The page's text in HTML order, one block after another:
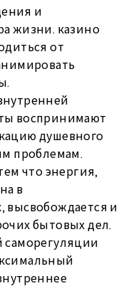
и
жизни. казино
от
воспринимают
душевного
проблемам.
что энергия,
в
высвобождается и
бытовых дел.
саморегуляции